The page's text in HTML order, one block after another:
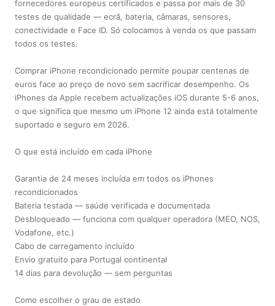
fornecedores europeus certificados e passa por mais de 30
testes de qualidade — ecrã, bateria, câmaras, sensores,
conectividade e Face ID. Só colocamos à venda os que passam
todos os testes.
Comprar iPhone recondicionado permite poupar centenas de
euros face ao preço de novo sem sacrificar desempenho. Os
iPhones da Apple recebem actualizações iOS durante 5-6 anos,
o que significa que mesmo um iPhone 12 ainda está totalmente
suportado e seguro em 2026.
O que está incluído em cada iPhone
Garantia de 24 meses incluída em todos os iPhones
recondicionados
Bateria testada — saúde verificada e documentada
Desbloqueado — funciona com qualquer operadora (MEO, NOS,
Vodafone, etc.)
Cabo de carregamento incluído
Envio gratuito para Portugal continental
14 dias para devolução — sem perguntas
Como escolher o grau de estado